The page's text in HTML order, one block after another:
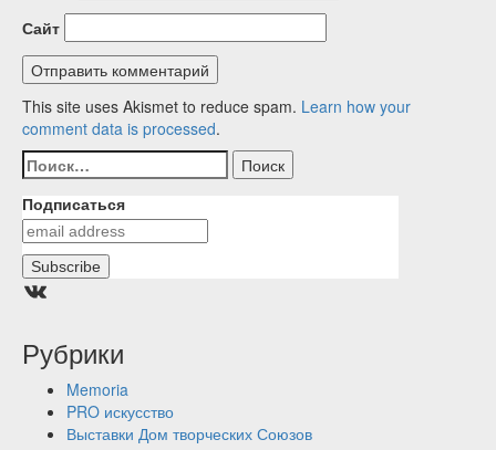
Сайт
This site uses Akismet to reduce spam. Learn how your
comment data is processed.
Найти:
Подписаться
Группа ВКонтакте
Рубрики
Memoria
PRO искусство
Выставки Дом творческих Союзов